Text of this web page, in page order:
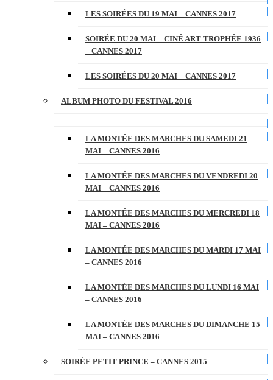
LES SOIRÉES DU 19 MAI – CANNES 2017
SOIRÉE DU 20 MAI – CINÉ ART TROPHÉE 1936
– CANNES 2017
LES SOIRÉES DU 20 MAI – CANNES 2017
ALBUM PHOTO DU FESTIVAL 2016
LA MONTÉE DES MARCHES DU SAMEDI 21
MAI – CANNES 2016
LA MONTÉE DES MARCHES DU VENDREDI 20
MAI – CANNES 2016
LA MONTÉE DES MARCHES DU MERCREDI 18
MAI – CANNES 2016
LA MONTÉE DES MARCHES DU MARDI 17 MAI
– CANNES 2016
LA MONTÉE DES MARCHES DU LUNDI 16 MAI
– CANNES 2016
LA MONTÉE DES MARCHES DU DIMANCHE 15
MAI – CANNES 2016
SOIRÉE PETIT PRINCE – CANNES 2015